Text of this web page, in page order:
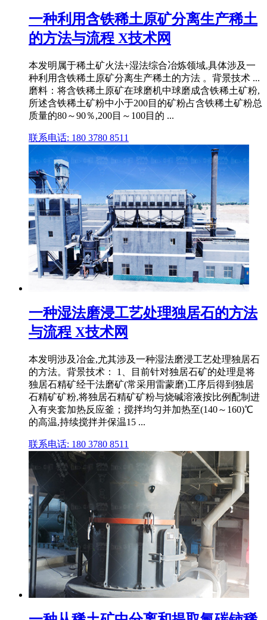
一种利用含铁稀土原矿分离生产稀土
的方法与流程 X技术网
本发明属于稀土矿火法+湿法综合冶炼领域,具体涉及一
种利用含铁稀土原矿分离生产稀土的方法 。背景技术 ...
磨料：将含铁稀土原矿在球磨机中球磨成含铁稀土矿粉,
所述含铁稀土矿粉中小于200目的矿粉占含铁稀土矿粉总
质量的80～90％,200目～100目的 ...
联系电话: 180 3780 8511
一种湿法磨浸工艺处理独居石的方法
与流程 X技术网
本发明涉及冶金,尤其涉及一种湿法磨浸工艺处理独居石
的方法。背景技术： 1、目前针对独居石矿的处理是将
独居石精矿经干法磨矿(常采用雷蒙磨)工序后得到独居
石精矿矿粉,将独居石精矿矿粉与烧碱溶液按比例配制进
入有夹套加热反应釜；搅拌均匀并加热至(140～160)℃
的高温,持续搅拌并保温15 ...
联系电话: 180 3780 8511